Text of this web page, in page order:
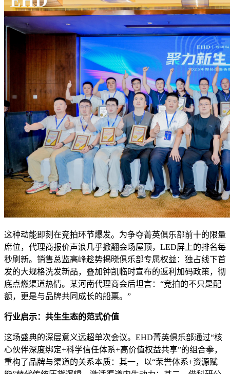
这种动能即刻在竞拍环节爆发。为争夺菁英俱乐部前十的限量
席位，代理商报价声浪几乎掀翻会场屋顶，LED屏上的排名每
秒刷新。销售总监高峰趁势揭晓俱乐部专属权益：独占线下首
发的大规格洗发新品，叠加钟凯临时宣布的返利加码政策，彻
底点燃渠道热情。某河南代理商会后坦言：“竞拍的不只是配
额，更是与品牌共同成长的船票。”
行业启示：共生生态的范式价值
这场盛典的深层意义远超单次会议。EHD菁英俱乐部通过“核
心伙伴深度绑定+科学信任体系+高价值权益共享”的组合拳，
重构了品牌与渠道的关系本质：其一，以“荣誉体系+资源赋